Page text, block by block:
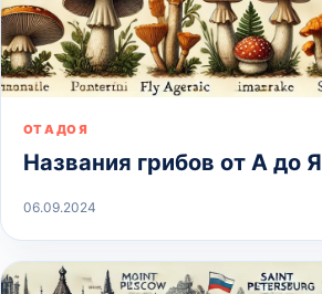
ОТ А ДО Я
Названия грибов от А до Я
06.09.2024